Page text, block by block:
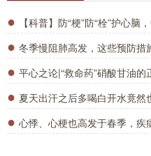
●
【科普】防“梗”防“栓”护心
● 冬季慢阻肺高发，这些预防措
● 平心之论|“救命药”硝酸甘油的
● 夏天出汗之后多喝白开水竟
● 心悸、心梗也高发于春季，疾